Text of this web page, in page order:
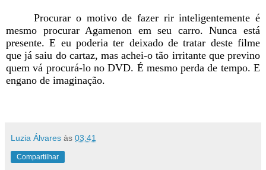
Procurar o motivo de fazer rir inteligentemente é
mesmo procurar Agamenon em seu carro. Nunca está
presente. E eu poderia ter deixado de tratar deste filme
que já saiu do cartaz, mas achei-o tão irritante que previno
quem vá procurá-lo no DVD. É mesmo perda de tempo. E
engano de imaginação.
Luzia Álvares às 03:41
Compartilhar